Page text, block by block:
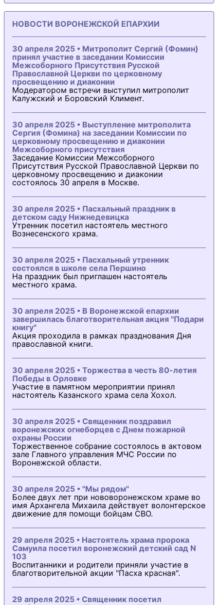
НОВОСТИ ВОРОНЕЖСКОЙ ЕПАРХИИ
30 апреля 2025 • Митрополит Сергий (Фомин)
принял участие в заседании Комиссии
Межсоборного Присутствия Русской
Православной Церкви по церковному
просвещению и диаконии
Модератором встречи выступил митрополит
Калужский и Боровский Климент.
30 апреля 2025 • Выступление митрополита
Сергия (Фомина) на заседании Комиссии по
церковному просвещению и диаконии
Межсоборного присутствия
Заседание Комиссии Межсоборного
Присутствия Русской Православной Церкви по
церковному просвещению и диаконии
состоялось 30 апреля в Москве.
30 апреля 2025 • Пасхальный праздник в
детском саду Нижнедевицка
Утренник посетил настоятель местного
Вознесенского храма.
30 апреля 2025 • Пасхальный утренник
состоялся в школе села Першино
На праздник был приглашен настоятель
местного храма.
30 апреля 2025 • В Воронежской епархии
завершилась благотворительная акция "Подари
книгу"
Акция проходила в рамках празднования Дня
православной книги.
30 апреля 2025 • Торжества в честь 80-летия
Победы в Орловке
Участие в памятном мероприятии принял
настоятель Казанского храма села Хохол.
30 апреля 2025 • Священник поздравил
воронежских огнеборцев с Днем пожарной
охраны России
Торжественное собрание состоялось в актовом
зале Главного управления МЧС России по
Воронежской области.
30 апреля 2025 • "Мы рядом"
Более двух лет при нововоронежском храме во
имя Архангела Михаила действует волонтерское
движение для помощи бойцам СВО.
29 апреля 2025 • Настоятель храма пророка
Самуила посетил воронежский детский сад N
103
Воспитанники и родители приняли участие в
благотворительной акции "Пасха красная".
29 апреля 2025 • Священник посетил